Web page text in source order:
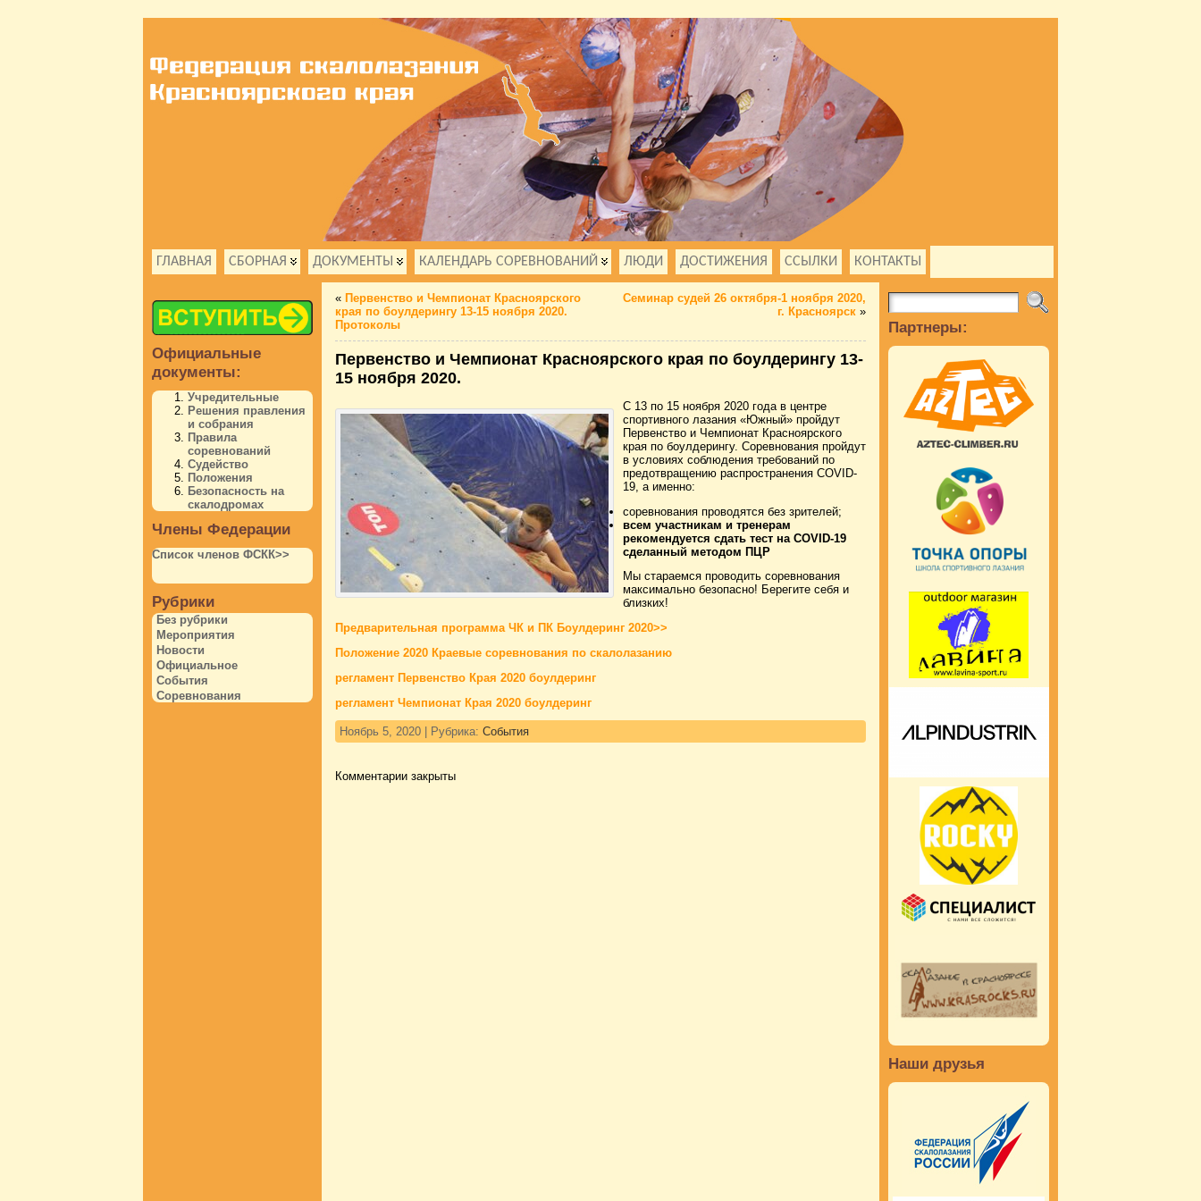
ГЛАВНАЯ СБОРНАЯ ДОКУМЕНТЫ КАЛЕНДАРЬ СОРЕВНОВАНИЙ ЛЮДИ ДОСТИЖЕНИЯ ССЫЛКИ КОНТАКТЫ
Официальные
документы:
Учредительные
Решения правления
и собрания
Правила
соревнований
Судейство
Положения
Безопасность на
скалодромах
Члены Федерации
Список членов ФСКК>>
Рубрики
Без рубрики
Мероприятия
Новости
Официальное
События
Соревнования
« Первенство и Чемпионат Красноярского
края по боулдерингу 13-15 ноября 2020.
Протоколы
Семинар судей 26 октября-1 ноября 2020,
г. Красноярск »
Первенство и Чемпионат Красноярского края по боулдерингу 13-
15 ноября 2020.
С 13 по 15 ноября 2020 года в центре
спортивного лазания «Южный» пройдут
Первенство и Чемпионат Красноярского
края по боулдерингу. Соревнования пройдут
в условиях соблюдения требований по
предотвращению распространения COVID-
19, а именно:
соревнования проводятся без зрителей;
всем участникам и тренерам
рекомендуется сдать тест на COVID-19
сделанный методом ПЦР
Мы стараемся проводить соревнования
максимально безопасно! Берегите себя и
близких!
Предварительная программа ЧК и ПК Боулдеринг 2020>>
Положение 2020 Краевые соревнования по скалолазанию
регламент Первенство Края 2020 боулдеринг
регламент Чемпионат Края 2020 боулдеринг
Ноябрь 5, 2020 | Рубрика: События
Комментарии закрыты
Партнеры:
Наши друзья